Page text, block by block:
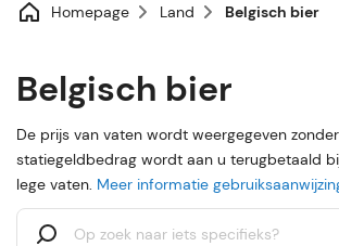
Homepage Land Belgisch bier
Belgisch bier
De prijs van vaten wordt weergegeven
statiegeldbedrag wordt aan u terugbetaald
lege vaten. Meer informatie